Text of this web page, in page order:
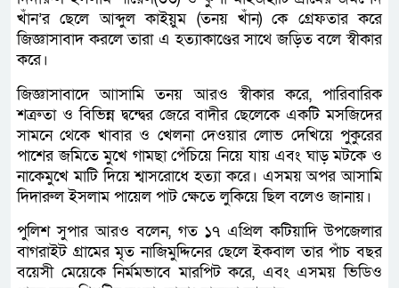
খাঁন’র ছেলে আব্দুল কাইয়ুম (তনয় খাঁন) কে গ্রেফতার করে
জিজ্ঞাসাবাদ করলে তারা এ হত্যাকাণ্ডের সাথে জড়িত বলে স্বীকার
করে।
জিজ্ঞাসাবাদে আাসামি তনয় আরও স্বীকার করে, পারিবারিক
শত্রুতা ও বিভিন্ন দ্বন্দ্বের জেরে বাদীর ছেলেকে একটি মসজিদের
সামনে থেকে খাবার ও খেলনা দেওয়ার লোভ দেখিয়ে পুকুরের
পাশের জমিতে মুখে গামছা পেঁচিয়ে নিয়ে যায় এবং ঘাড় মটকে ও
নাকেমুখে মাটি দিয়ে শ্বাসরোধে হত্যা করে। এসময় অপর আসামি
দিদারুল ইসলাম পায়েল পাট ক্ষেতে লুকিয়ে ছিল বলেও জানায়।
পুলিশ সুপার আরও বলেন, গত ১৭ এপ্রিল কটিয়াদি উপজেলার
বাগরাইট গ্রামের মৃত নাজিমুদ্দিনের ছেলে ইকবাল তার পাঁচ বছর
বয়েসী মেয়েকে নির্মমভাবে মারপিট করে, এবং এসময় ভিডিও